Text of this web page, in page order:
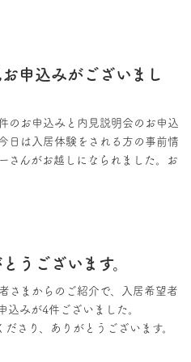
申込みがございまし
のお申込みと内見説明会のお申込
日は入居体験をされる方の事前情
さんがお越しになられました。お
うございます。
さまからのご紹介で、入居希望者
込みが4件ございました。
さり、ありがとうございます。